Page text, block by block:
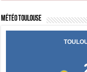
Météo Toulouse